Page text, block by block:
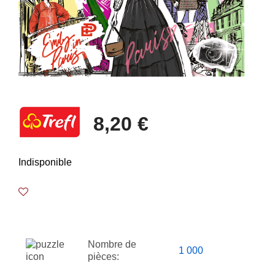
8,20 €
Indisponible
Nombre de
pièces:
1 000